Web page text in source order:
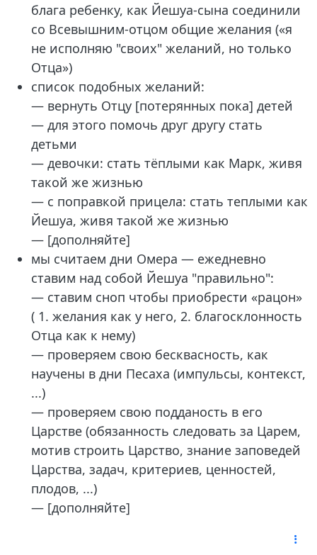
блага ребенку, как Йешуа-сына соединили
со Всевышним-отцом общие желания («я
не исполняю "своих" желаний, но только
Отца»)
список подобных желаний:
— вернуть Отцу [потерянных пока] детей
— для этого помочь друг другу стать
детьми
— девочки: стать тёплыми как Марк, живя
такой же жизнью
— с поправкой прицела: стать теплыми как
Йешуа, живя такой же жизнью
— [дополняйте]
мы считаем дни Омера — ежедневно
ставим над собой Йешуа "правильно":
— ставим сноп чтобы приобрести «рацон»
( 1. желания как у него, 2. благосклонность
Отца как к нему)
— проверяем свою бесквасность, как
научены в дни Песаха (импульсы, контекст,
...)
— проверяем свою подданость в его
Царстве (обязанность следовать за Царем,
мотив строить Царство, знание заповедей
Царства, задач, критериев, ценностей,
плодов, ...)
— [дополняйте]